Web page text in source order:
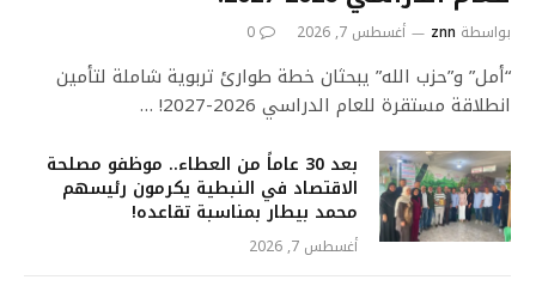
بواسطة znn أغسطس 7, 2026 0
“أمل” و”حزب الله” يبحثان خطة طوارئ تربوية شاملة لتأمين
انطلاقة مستقرة للعام الدراسي 2026-2027! …
بعد 30 عاماً من العطاء.. موظفو مصلحة
الاقتصاد في النبطية يكرمون رئيسهم
محمد بيطار بمناسبة تقاعده!
أغسطس 7, 2026